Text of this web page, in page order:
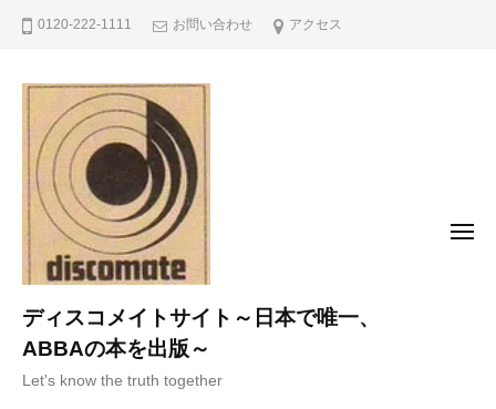
0120-222-1111 お問い合わせ アクセス
ディスコメイトサイト～日本で唯一、
ABBAの本を出版～
Let's know the truth together
メ